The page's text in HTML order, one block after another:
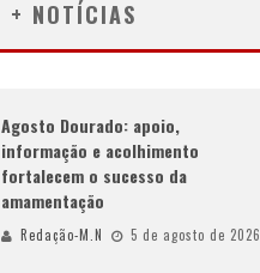
+ NOTÍCIAS
Agosto Dourado: apoio,
informação e acolhimento
fortalecem o sucesso da
amamentação
Redação-M.N 5 de agosto de 2026